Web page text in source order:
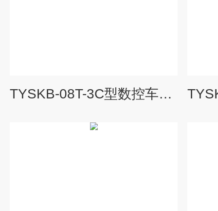
TYSKB-08T-3C型数控车床装调与维修考核实训设备|数控机床综合实训考核装置